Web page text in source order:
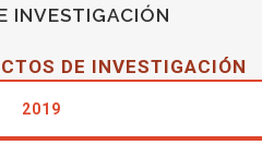
INVESTIGACIÓN
DE INVESTIGACIÓN
2019